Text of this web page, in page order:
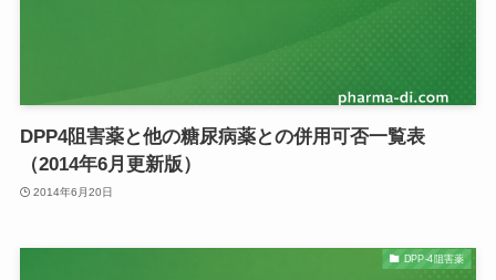
DPP4阻害薬と他の糖尿病薬との併用可否一覧表
（2014年6月更新版）
2014年6月20日
DPP-4阻害薬